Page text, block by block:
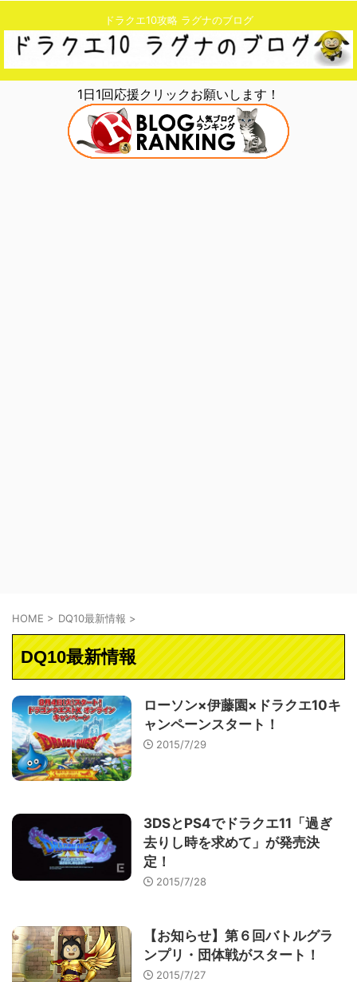
ドラクエ10攻略 ラグナのブログ
1日1回応援クリックお願いします！
HOME > DQ10最新情報 >
DQ10最新情報
ローソン×伊藤園×ドラクエ10キ
ャンペーンスタート！
2015/7/29
3DSとPS4でドラクエ11「過ぎ
去りし時を求めて」が発売決
定！
2015/7/28
【お知らせ】第６回バトルグラ
ンプリ・団体戦がスタート！
2015/7/27